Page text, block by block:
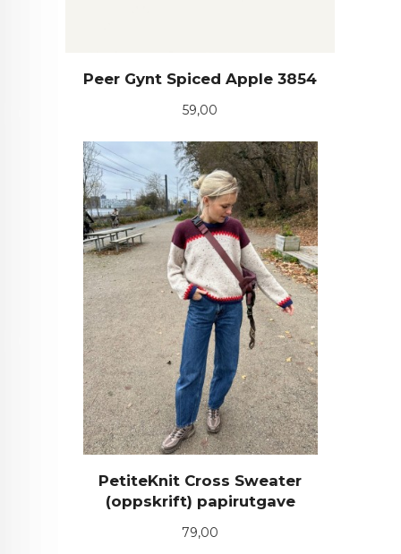
Peer Gynt Spiced Apple 3854
Pris
59,00
PetiteKnit Cross Sweater
(oppskrift) papirutgave
Pris
79,00